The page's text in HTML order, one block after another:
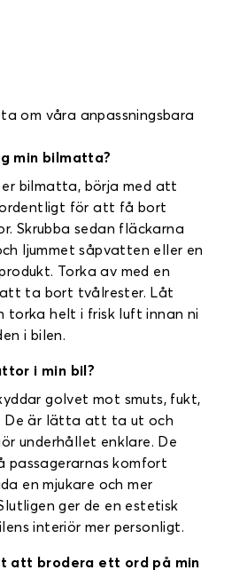
om våra anpassningsbara
min bilmatta?
bilmatta, börja med att
ordentligt för att få bort
Skrubba sedan fläckarna
ljummet såpvatten eller en
Torka av med en
ta bort tvålrester. Låt
torka helt i frisk luft innan ni
i bilen.
i min bil?
golvet mot smuts, fukt,
De är lätta att ta ut och
underhållet enklare. De
passagerarnas komfort
en mjukare och mer
ger de en estetisk
interiör mer personligt.
att brodera ett ord på min